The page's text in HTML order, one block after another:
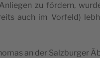
zu för­dern,
auch im Vor­feld)
an der Salz­bur­ger